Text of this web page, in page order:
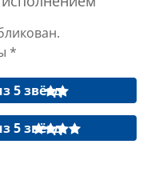
*
5 звёзд
5 звёзд